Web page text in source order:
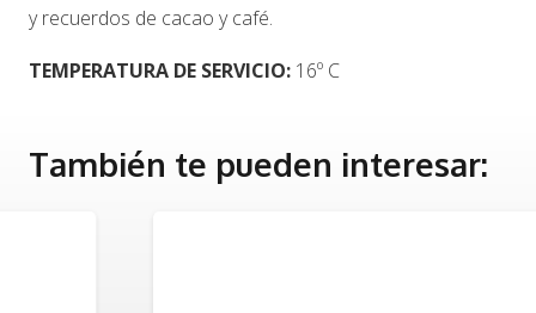
y recuerdos de cacao y café.
TEMPERATURA DE SERVICIO: 16º C
También te pueden interesar: